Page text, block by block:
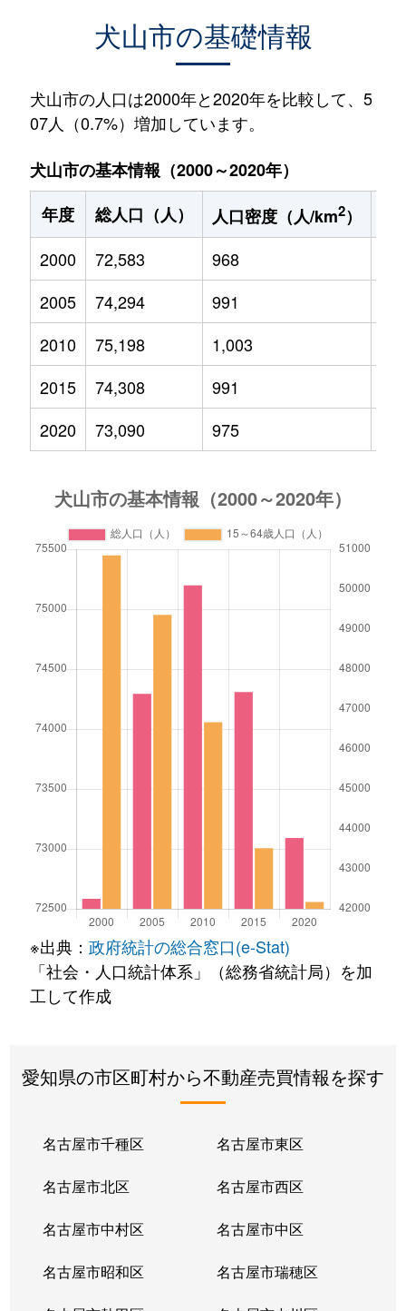
犬山市の基礎情報
犬山市の人口は2000年と2020年を比較して、5
07人（0.7%）増加しています。
犬山市の基本情報（2000～2020年）
年度
総人口（人） 人口密度（人/km2）
2000
72,583 968
2005
74,294 991
2010
75,198 1,003
2015
74,308 991
2020
73,090 975
※出典： 政府統計の総合窓口(e-Stat)
「社会・人口統計体系」（総務省統計局）を加
工して作成
愛知県の市区町村から不動産売買情報を探す
名古屋市千種区 名古屋市東区
名古屋市北区 名古屋市西区
名古屋市中村区 名古屋市中区
名古屋市昭和区 名古屋市瑞穂区